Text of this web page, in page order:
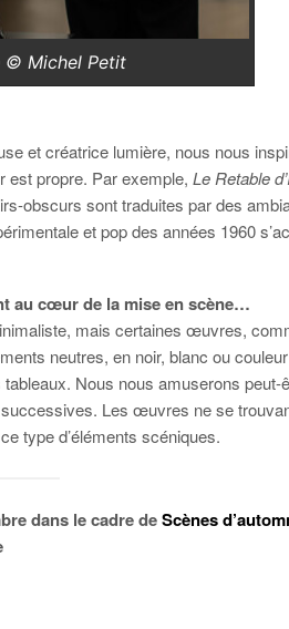
© Michel Petit
et créatrice lumière, nous nous
est propre. Par exemple, Le Retable
obscurs sont traduites par des
et pop des années 1960
au cœur de la mise en scène…
mais certaines œuvres,
neutres, en noir, blanc ou
Nous nous amuserons peut-
successives. Les œuvres ne se
type d’éléments scéniques.
dans le cadre deScènes